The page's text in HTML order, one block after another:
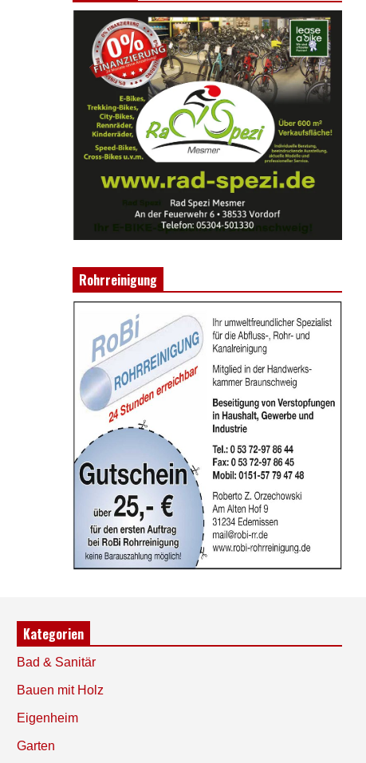
Rohrreinigung
Kategorien
Bad & Sanitär
Bauen mit Holz
Eigenheim
Garten